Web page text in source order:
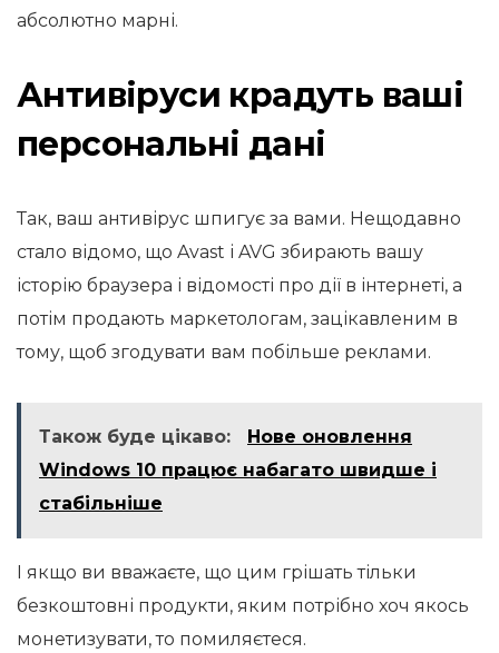
абсолютно марні.
Антивіруси крадуть ваші
персональні дані
Так, ваш антивірус шпигує за вами. Нещодавно
стало відомо, що Avast і AVG збирають вашу
історію браузера і відомості про дії в інтернеті, а
потім продають маркетологам, зацікавленим в
тому, щоб згодувати вам побільше реклами.
Також буде цікаво:
Нове оновлення
Windows 10 працює набагато швидше і
стабільніше
І якщо ви вважаєте, що цим грішать тільки
безкоштовні продукти, яким потрібно хоч якось
монетизувати, то помиляєтеся.